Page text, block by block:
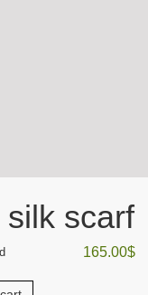
silk scarf
165.00$